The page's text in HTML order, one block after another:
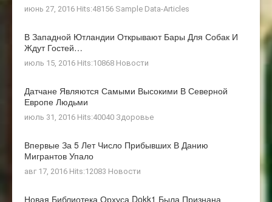
июнь 27, 2016 Hits:48156 Sample Data-Articles
В Западной Ютландии Открывают Бары Для Собак И
Ждут Гостей…
июль 15, 2016 Hits:10868 Новости
Датчане Являются Самыми Высокими В Северной
Европе Людьми
июль 31, 2016 Hits:40040 Здоровье
Впервые За 5 Лет Число Прибывших В Данию
Мигрантов Упало
авг 17, 2016 Hits:12083 Новости
Новая Библиотека Орхуса Dokk1 Была Признана